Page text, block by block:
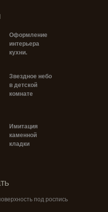
Оформление
интерьера
кухни.
Звездное небо
в детской
комнате
Имитация
каменной
кладки
под роспись